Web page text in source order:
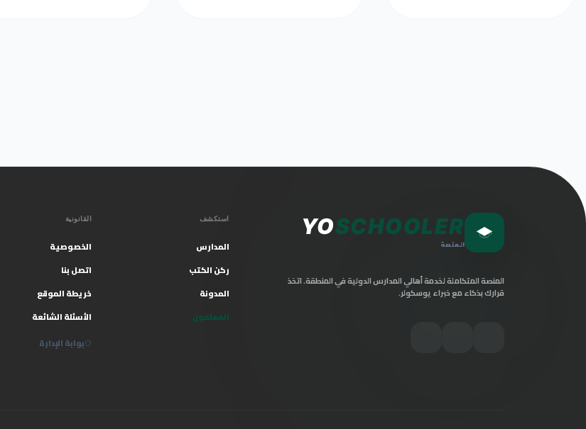
YOSCHOOLER
المنصة
المنصة المتكاملة لخدمة أهالي المدارس الدولية في المنطقة. اتخذ
قرارك بذكاء مع خبراء يوسكولر.
استكشف
المدارس
ركن الكتب
المدونة
المعلمون
القانونية
الخصوصية
اتصل بنا
خريطة الموقع
الأسئلة الشائعة
بوابة الإدارة